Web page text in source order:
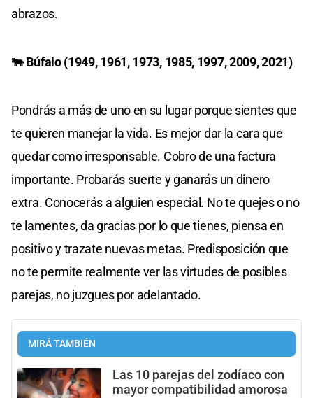
abrazos.
🐃 Búfalo (1949, 1961, 1973, 1985, 1997, 2009, 2021)
Pondrás a más de uno en su lugar porque sientes que
te quieren manejar la vida. Es mejor dar la cara que
quedar como irresponsable. Cobro de una factura
importante. Probarás suerte y ganarás un dinero
extra. Conocerás a alguien especial. No te quejes o no
te lamentes, da gracias por lo que tienes, piensa en
positivo y trazate nuevas metas. Predisposición que
no te permite realmente ver las virtudes de posibles
parejas, no juzgues por adelantado.
MIRÁ TAMBIÉN
Las 10 parejas del zodíaco con
mayor compatibilidad amorosa